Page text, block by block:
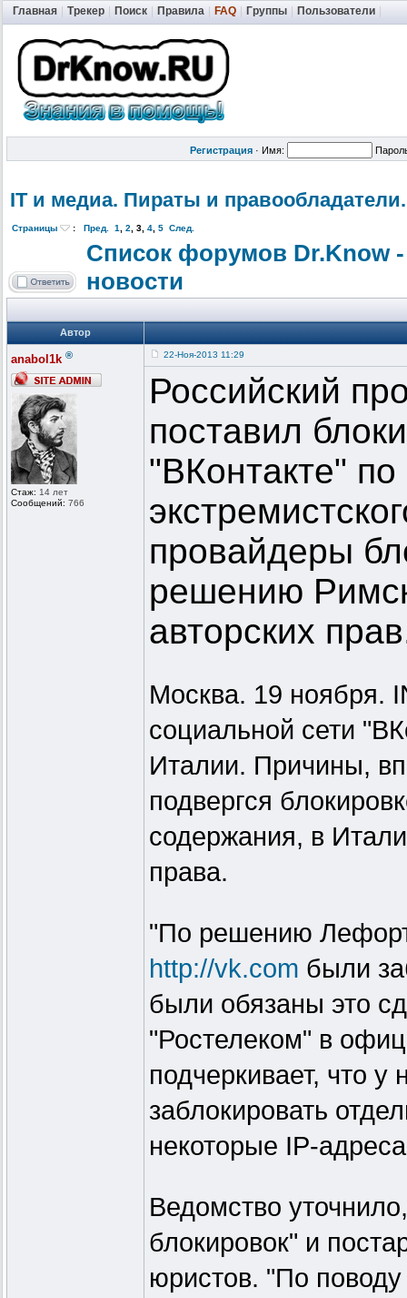
Главная Трекер Поиск Правила FAQ Группы Пользователи
Регистрация · Имя:
IT и медиа. Пираты и правообладат
Страницы : Пред. 1, 2, 3, 4, 5 След.
Список форумов Dr.Know
новости
Автор
anabol1k ®
Стаж: 14 лет
Сообщений: 766
22-Ноя-2013 11:29
Российский
поставил
"ВКонтакте"
провайдеры
решению
авторских
Москва. 19 ноября.
социальной сети
Италии. Причины,
подвергся
содержания, в
права.
"По решению
http://vk.com были
были обязаны это
"Ростелеком" в
подчеркивает, что у
заблокировать
некоторые IP-
Ведомство
блокировок" и
юристов. "По